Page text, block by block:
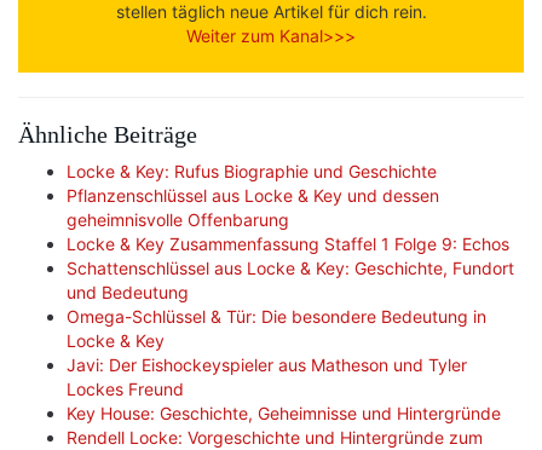
stellen täglich neue Artikel für dich rein.
Weiter zum Kanal>>>
Ähnliche Beiträge
Locke & Key: Rufus Biographie und Geschichte
Pflanzenschlüssel aus Locke & Key und dessen
geheimnisvolle Offenbarung
Locke & Key Zusammenfassung Staffel 1 Folge 9: Echos
Schattenschlüssel aus Locke & Key: Geschichte, Fundort
und Bedeutung
Omega-Schlüssel & Tür: Die besondere Bedeutung in
Locke & Key
Javi: Der Eishockeyspieler aus Matheson und Tyler
Lockes Freund
Key House: Geschichte, Geheimnisse und Hintergründe
Rendell Locke: Vorgeschichte und Hintergründe zum